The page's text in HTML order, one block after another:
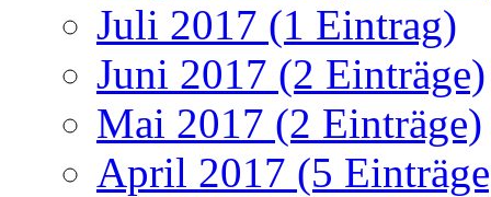
Juli 2017 (1 Eintrag)
Juni 2017 (2 Einträge)
Mai 2017 (2 Einträge)
April 2017 (5